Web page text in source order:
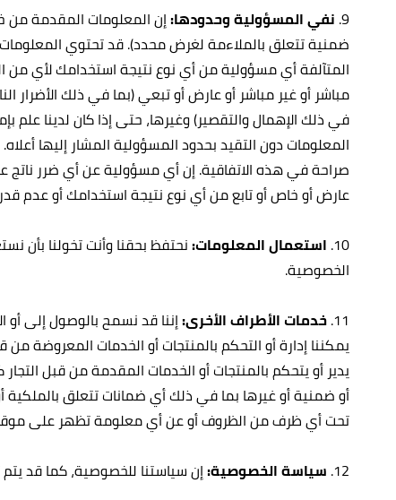
9. نفي المسؤولية وحدودها:إن المعلومات المقدمة من
ضمنية تتعلق بالملاءمة لغرض محدد). قد تحتوي المعلومات
المتآلفة أي مسؤولية من أي نوع نتيجة استخدامك لأي من
مباشر أو غير مباشر أو عارض أو تبعي (بما في ذلك الأضرار
في ذلك الإهمال والتقصير) وغيرها، حتى إذا كان لدينا علم
المعلومات دون التقيد بحدود المسؤولية المشار
صراحة في هذه الاتفاقية. إن أي مسؤولية عن أي ضرر ناتج
عارض أو خاص أو تابع من أي نوع نتيجة استخدامك أو عدم
10. استعمال المعلومات:نحتفظ بحقنا وأنت تخولنا بأن
الخصوصية.
11. خدمات الأطراف الأخرى:إننا قد نسمح بالوصول إلى أو
يمكننا إدارة أو التحكم بالمنتجات أو الخدمات المعروضة
يدير أو يتحكم بالمنتجات أو الخدمات المقدمة من قبل
أو ضمنية أو غيرها بما في ذلك أي ضمانات تتعلق بالملكية
تحت أي ظرف من الظروف أو عن أي معلومة تظهر على موقع
12. سياسة الخصوصية:إن سياستنا للخصوصية، كما قد